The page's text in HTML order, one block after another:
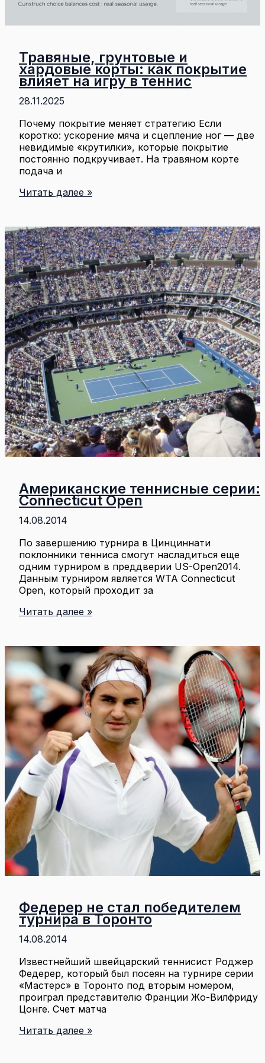
Травяные, грунтовые и
хардовые корты: как покрытие
влияет на игру в теннис
28.11.2025
Почему покрытие меняет стратегию Если
коротко: ускорение мяча и сцепление ног — две
невидимые «крутилки», которые покрытие
постоянно подкручивает. На травяном корте
подача и
Травяные,
хардовые
корты:
как
покрытие
влияет
на
игру
в
теннис
Читать далее »
Американские теннисные серии:
Connecticut Open
14.08.2014
По завершению турнира в Цинциннати
поклонники тенниса смогут насладиться еще
одним турниром в преддверии US-Open2014.
Данным турниром является WTA Connecticut
Open, который проходит за
Американские
Connecticut
Open
Читать далее »
Федерер не стал победителем
турнира в Торонто
14.08.2014
Известнейший швейцарский теннисист Роджер
Федерер, который был посеян на турнире серии
«Мастерс» в Торонто под вторым номером,
проиграл представителю Франции Жо-Вилфриду
Цонге. Счет матча
Федерер
Читать далее »